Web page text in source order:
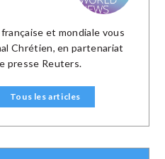
et mondiale vous
Chrétien, en partenariat
presse Reuters.
Tous les articles